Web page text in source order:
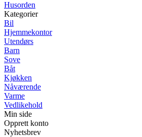
Husorden
Kategorier
Bil
Hjemmekontor
Utendørs
Barn
Sove
Båt
Kjøkken
Nåværende
Varme
Vedlikehold
Min side
Opprett konto
Nyhetsbrev